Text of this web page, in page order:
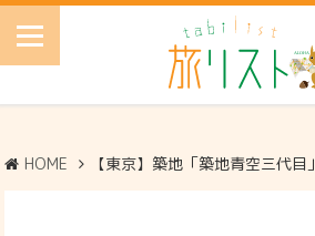
HOME 【東京】築地「築地青空三代目」